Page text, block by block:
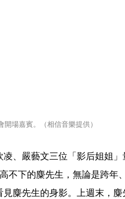
場嘉賓。（相信音樂提供）
、嚴藝文三位「影后姐姐
不下的麋先生，無論是跨年
麋先生的身影。上週末，